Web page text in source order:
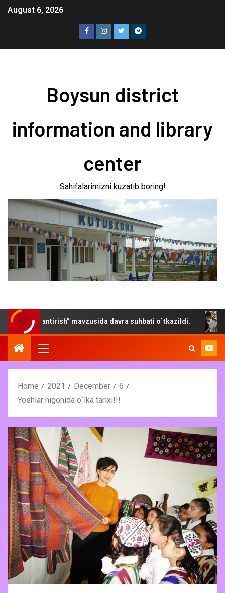
August 6, 2026
Boysun district
information and library
center
Sahifalarimizni kuzatib boring!
mavzusida davra suhbati o`tkazildi. “Yoz-
Home 2021 December
6
Yoshlar nigohida o`lka tarixi!!!